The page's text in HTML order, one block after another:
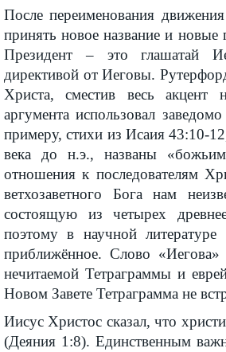
После переименования
принять новое название и новые
Президент – это глашатай
директивой от Иеговы.
Христа, сместив весь акцент
аргумента использовал
примеру, стихи из Исаия 43:10-
века до н.э., названы
отношения к последователям
ветхозаветного Бога нам
состоящую из четырех
поэтому в научной
приближённое. Слово «Иегова»
нечитаемой Тетраграммы и
Новом Завете Тетраграмма не
Иисус Христос сказал, что
(Деяния 1:8). Единственным